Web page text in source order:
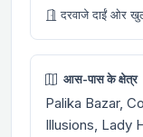
दरवाजे दाईं ओर
आस-पास के क्षेत्र
Palika Bazar,
Illusions, Lady